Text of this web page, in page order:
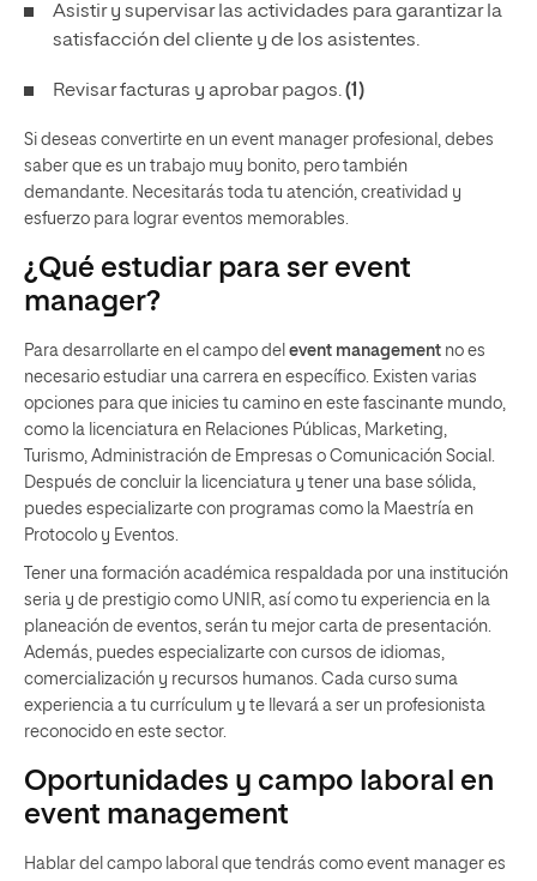
Asistir y supervisar las actividades para garantizar la
satisfacción del cliente y de los asistentes.
Revisar facturas y aprobar pagos.(1)
Si deseas convertirte en un event manager profesional, debes
saber que es un trabajo muy bonito, pero también
demandante. Necesitarás toda tu atención, creatividad y
esfuerzo para lograr eventos memorables.
¿Qué estudiar para ser event
manager?
Para desarrollarte en el campo del event management no es
necesario estudiar una carrera en específico. Existen varias
opciones para que inicies tu camino en este fascinante mundo,
como la licenciatura en Relaciones Públicas, Marketing,
Turismo, Administración de Empresas o Comunicación Social.
Después de concluir la licenciatura y tener una base sólida,
puedes especializarte con programas como la Maestría en
Protocolo y Eventos.
Tener una formación académica respaldada por una institución
seria y de prestigio como UNIR, así como tu experiencia en la
planeación de eventos, serán tu mejor carta de presentación.
Además, puedes especializarte con cursos de idiomas,
comercialización y recursos humanos. Cada curso suma
experiencia a tu currículum y te llevará a ser un profesionista
reconocido en este sector.
Oportunidades y campo laboral en
event management
Hablar del campo laboral que tendrás como event manager es